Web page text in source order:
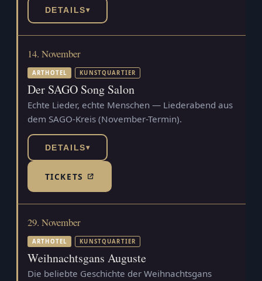
DETAILS▾
14. November
ARTHOTEL KUNSTQUARTIER
Der SAGO Song Salon
Echte Lieder, echte Menschen — Liederabend aus
dem SAGO-Kreis (November-Termin).
DETAILS▾
TICKETS(TICKETSHOP, ÖFFNET IN NEUEM TAB)
29. November
ARTHOTEL KUNSTQUARTIER
Weihnachtsgans Auguste
Die beliebte Geschichte der Weihnachtsgans